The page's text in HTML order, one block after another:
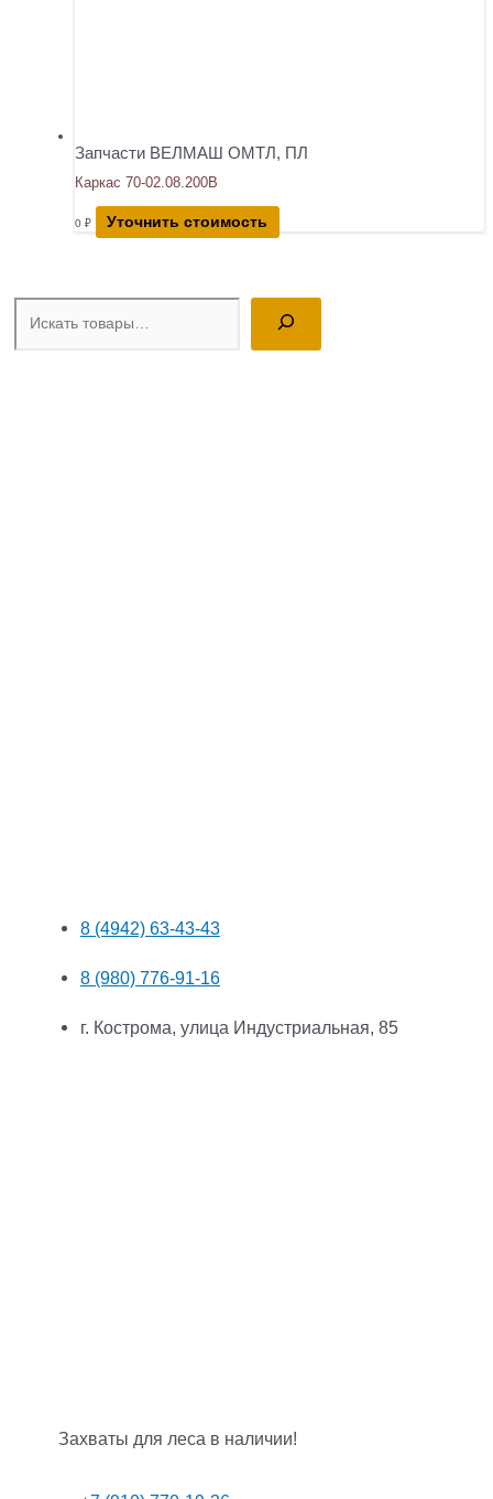
Поиск
8 (4942) 63-43-43
8 (980) 776-91-16
г. Кострома, улица Индустриальная, 85
Захваты для леса в наличии!
Запчасти ВЕЛМАШ ОМТЛ, ПЛ
Каркас 70-02.08.200В
0 ₽ Уточнить стоимость